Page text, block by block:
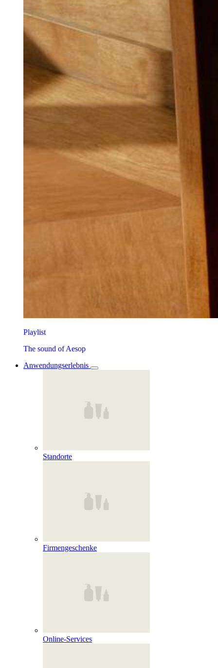
Playlist
The sound of Aesop
Anwendungserlebnis
Standorte
Firmengeschenke
Online‑Services